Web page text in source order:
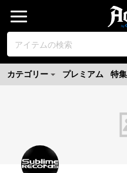
カテゴリー プレミアム 特